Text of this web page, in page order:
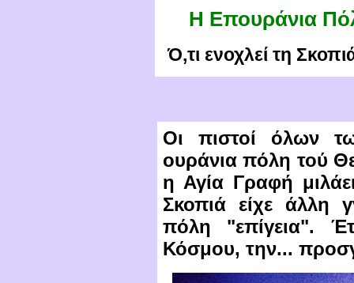
Η Επουράνια
Ό,τι ενοχλεί τη
Οι πιστοί όλων τ
ουράνια πόλη τού
η Αγία Γραφή
Σκοπιά είχε άλλη
πόλη "επίγεια".
Κόσμου, την...